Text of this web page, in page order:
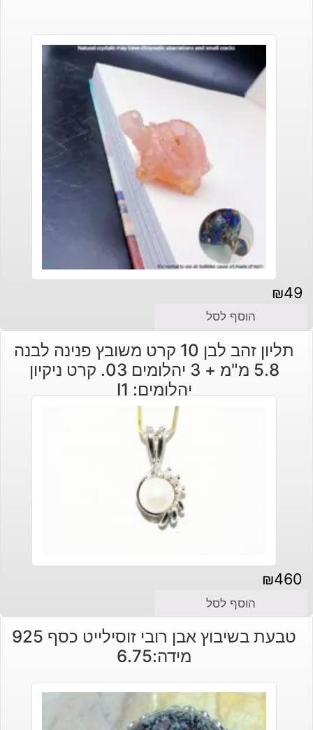
₪49
הוסף לסל
תליון זהב לבן 10 קרט משובץ פנינה לבנה
5.8 מ"מ + 3 יהלומים 03. קרט ניקיון
יהלומים: I1
₪460
הוסף לסל
טבעת בשיבוץ אבן רובי זוסילייט כסף 925
מידה:6.75